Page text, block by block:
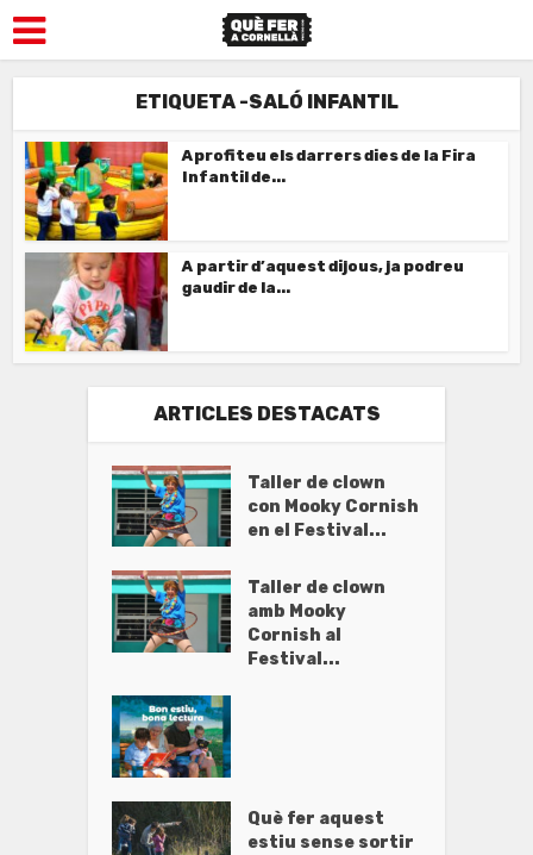
ETIQUETA -SALÓ INFANTIL
Aprofiteu els darrers dies de la Fira
Infantil de...
A partir d’aquest dijous, ja podreu
gaudir de la...
ARTICLES DESTACATS
Taller de clown
con Mooky Cornish
en el Festival...
Taller de clown
amb Mooky
Cornish al
Festival...
Què fer aquest
estiu sense sortir